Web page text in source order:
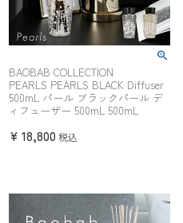
BAOBAB COLLECTION
PEARLS PEARLS BLACK Diffuser
500mL パール ブラックパール デ
ィフューザー 500mL 500mL
¥ 18,800 税込